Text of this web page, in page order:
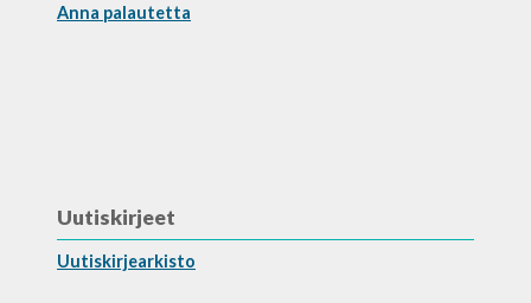
Anna palautetta
Uutiskirjeet
Uutiskirjearkisto